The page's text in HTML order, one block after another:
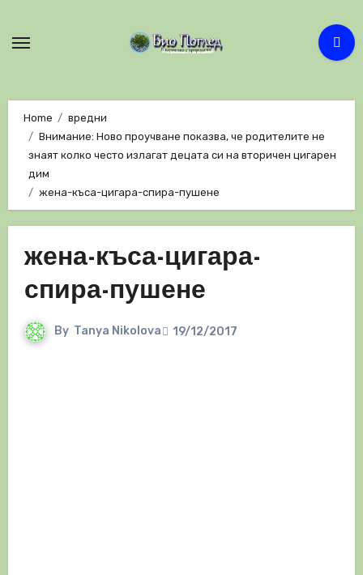
Home
вредни
Внимание: Ново проучване показва, че родителите не
знаят колко често излагат децата си на вторичен цигарен
дим
жена-къса-цигара-спира-пушене
жена-къса-цигара-
спира-пушене
By Tanya Nikolova 19/12/2017